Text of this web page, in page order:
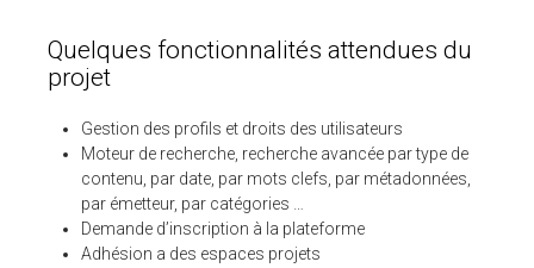
ESPACE CLIENTS
COMMUNAUTÉ OPEN SOURCE
+33 4 76 09 31 61
SUIVEZ-NOUS
Quelques fonctionnalités attendues du
projet
Gestion des profils et droits des utilisateurs
Moteur de recherche, recherche avancée par type de
contenu, par date, par mots clefs, par métadonnées,
par émetteur, par catégories …
Demande d’inscription à la plateforme
Adhésion a des espaces projets